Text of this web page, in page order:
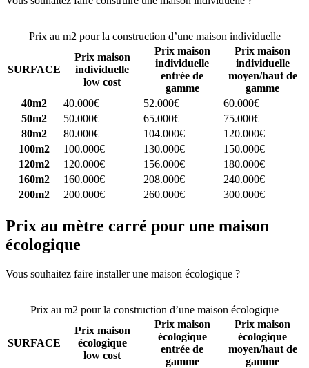
Prix au m2 pour la construction d’une maison individuelle
SURFACE
Prix maison
individuelle
low cost
Prix maison
individuelle
entrée de
gamme
Prix maison
individuelle
moyen/haut de
gamme
40m2
40.000€ 52.000€
60.000€
50m2
50.000€ 65.000€
75.000€
80m2
80.000€ 104.000€
120.000€
100m2
100.000€ 130.000€
150.000€
120m2
120.000€ 156.000€
180.000€
160m2
160.000€ 208.000€
240.000€
200m2
200.000€ 260.000€ 300.000€
Prix au mètre carré pour une maison
écologique
Vous souhaitez faire installer une maison écologique ?
Prix au m2 pour la construction d’une maison écologique
SURFACE
Prix maison
écologique
low cost
Prix maison
écologique
entrée de
gamme
Prix maison
écologique
moyen/haut de
gamme